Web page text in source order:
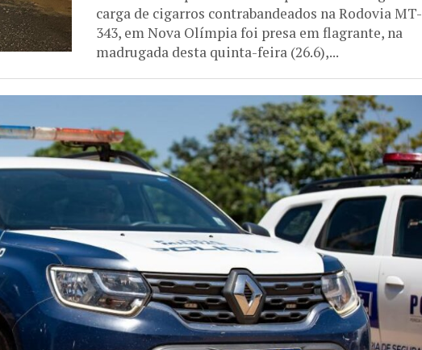
carga de cigarros contrabandeados na Rodovia MT-
343, em Nova Olímpia foi presa em flagrante, na
madrugada desta quinta-feira (26.6),...